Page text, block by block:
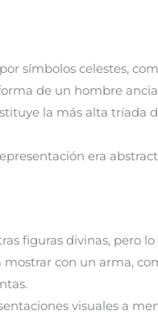
símbolos celestes,
de un hombre
la más alta tríada
era
figuras divinas, pero
con un arma,
visuales a